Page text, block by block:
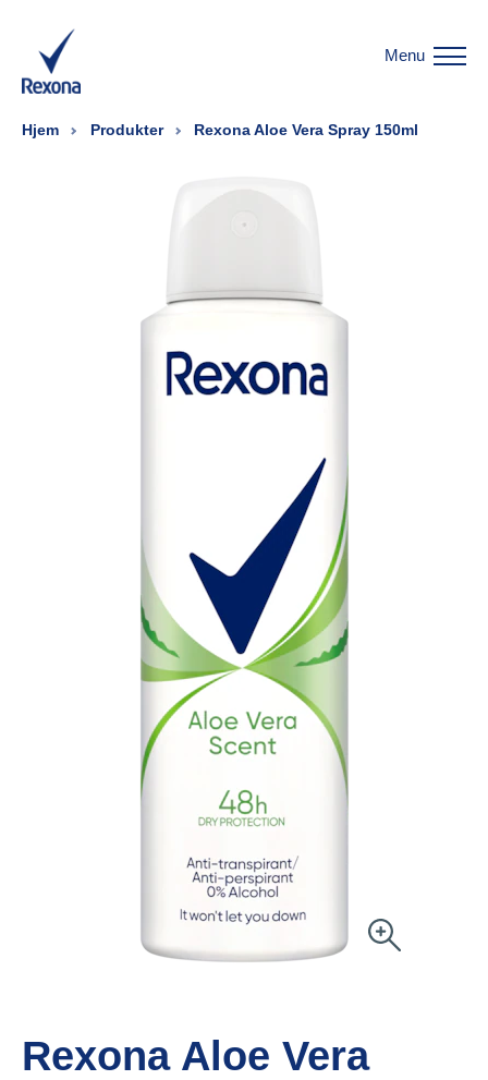
Menu
Hjem Produkter Rexona Aloe Vera Spray 150ml
Rexona Aloe Vera